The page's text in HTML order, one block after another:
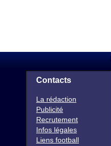
Contacts
La rédaction
Publicité
Recrutement
Infos légales
Liens football